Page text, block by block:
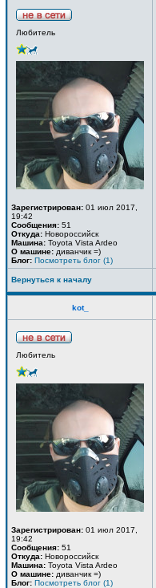
Любитель
Зарегистрирован: 01 июл 2017,
19:42
Сообщения: 51
Откуда: Новороссийск
Машина: Toyota Vista Ardeo
О машине: диванчик =)
Блог: Посмотреть блог (1)
Вернуться к началу
kot_
Любитель
Зарегистрирован: 01 июл 2017,
19:42
Сообщения: 51
Откуда: Новороссийск
Машина: Toyota Vista Ardeo
О машине: диванчик =)
Блог: Посмотреть блог (1)